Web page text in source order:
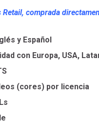
Retail, comprada
y Español
con Europa, USA,
(cores) por licencia